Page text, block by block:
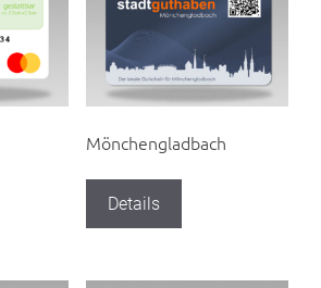
Mönchengladbach
Details